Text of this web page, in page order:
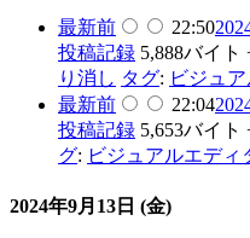
最新前 22:50
投稿記録 5,888バイト
り消し タグ: ビジュ
最新前 22:04
投稿記録 5,653バイト
グ: ビジュアルエディ
2024年9月13日 (金)